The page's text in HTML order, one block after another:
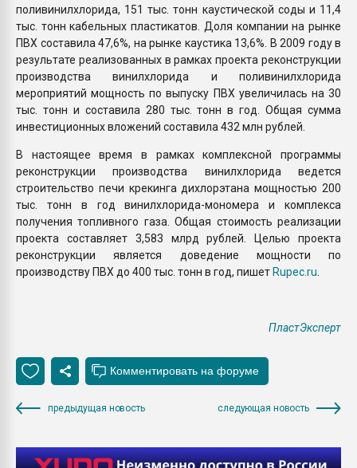
поливинилхлорида, 151 тыс. тонн каустической соды и 11,4
тыс. тонн кабельных пластикатов. Доля компании на рынке
ПВХ составила 47,6%, на рынке каустика 13,6%. В 2009 году в
результате реализованных в рамках проекта реконструкции
производства винилхлорида и поливинилхлорида
мероприятий мощность по выпуску ПВХ увеличилась на 30
тыс. тонн и составила 280 тыс. тонн в год. Общая сумма
инвестиционных вложений составила 432 млн рублей.
В настоящее время в рамках комплексной программы
реконструкции производства винилхлорида ведется
строительство печи крекинга дихлорэтана мощностью 200
тыс. тонн в год винилхлорида-мономера и комплекса
получения топливного газа. Общая стоимость реализации
проекта составляет 3,583 млрд рублей. Целью проекта
реконструкции является доведение мощности по
производству ПВХ до 400 тыс. тонн в год, пишетRupec.ru
ПластЭксперт
предыдущая новость следующая новость